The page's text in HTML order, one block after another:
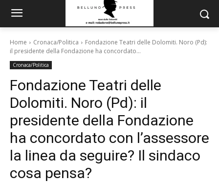
Home Cronaca/Politica
Fondazione Teatri delle Dolomiti. Noro (Pd):
il presidente della Fondazione ha concordato...
Cronaca/Politica
Fondazione Teatri delle
Dolomiti. Noro (Pd): il
presidente della Fondazione
ha concordato con l’assessore
la linea da seguire? Il sindaco
cosa pensa?